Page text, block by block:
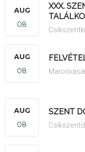
AUG
08
XXX.
AUG
08
AUG
08
SZENT